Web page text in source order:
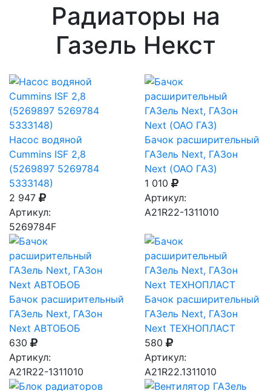
Радиаторы на
Газель Некст
Насос водяной
Cummins ISF 2,8
(5269897 5269784
5333148)
2 947
Артикул:
5269784F
Бачок расширительный
ГАЗель Next, ГАЗон
Next (ОАО ГАЗ)
1 010
Артикул:
А21R22-1311010
Бачок расширительный
ГАЗель Next, ГАЗон
Next АВТОБОБ
630
Артикул:
A21R22-1311010
Бачок расширительный
ГАЗель Next, ГАЗон
Next ТЕХНОПЛАСТ
580
Артикул:
A21R22.1311010